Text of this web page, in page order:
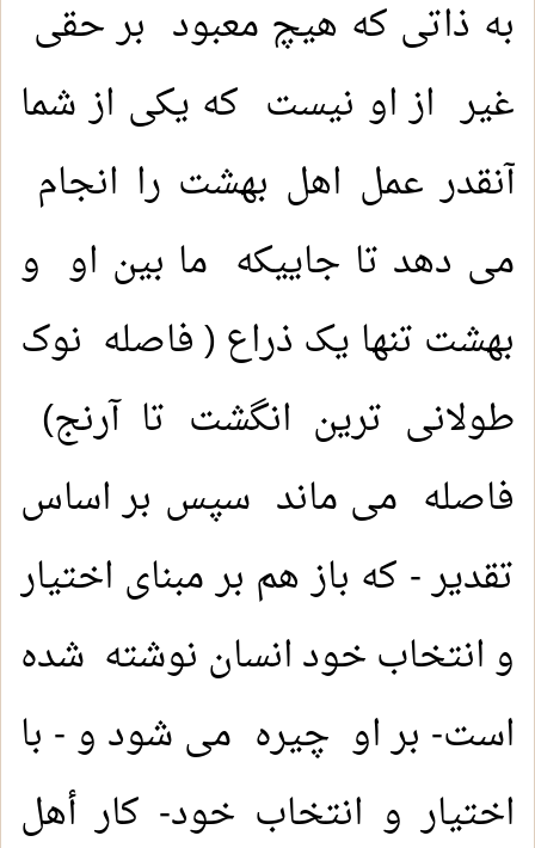
به ذاتی که هیچ معبود بر حقی
غیر از او نیست که یکی از شما
آنقدر عمل اهل بهشت را انجام
می دهد تا جاییکه ما بین او و
بهشت تنها یک ذراع ( فاصله نوک
طولانی ترین انگشت تا آرنج)
فاصله می ماند سپس بر اساس
تقدیر - که باز هم بر مبنای اختیار
و انتخاب خود انسان نوشته شده
است- بر او چیره می شود و - با
اختیار و انتخاب خود- کار أهل